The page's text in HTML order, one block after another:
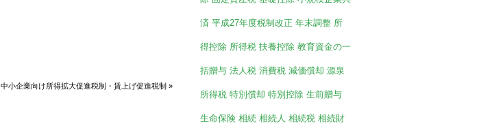
中小企業向け所得拡大促進税制・賃上げ促進税制 »
済 平成27年度税制改正 年末調整 所
得控除 所得税 扶養控除 教育資金の一
括贈与 法人税 消費税 減価償却 源泉
所得税 特別償却 特別控除 生前贈与
生命保険 相続 相続人 相続税 相続財